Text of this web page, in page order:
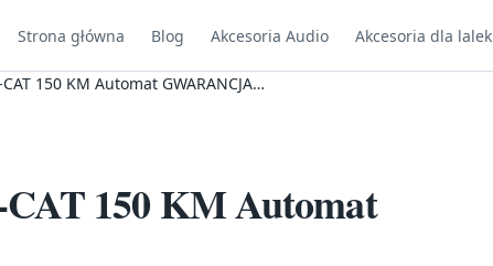
Strona główna Blog Akcesoria Audio Akcesoria dla lalek
150 KM Automat GWARANCJA…
CAT 150 KM Automat